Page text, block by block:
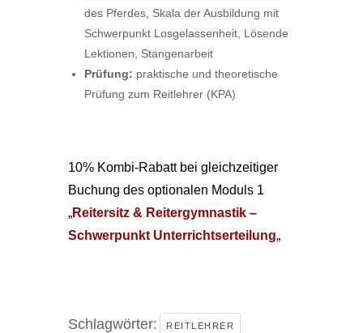
des Pferdes, Skala der Ausbildung mit
Schwerpunkt Losgelassenheit, Lösende
Lektionen, Stangenarbeit
Prüfung: praktische und theoretische
Prüfung zum Reitlehrer (KPA)
10% Kombi-Rabatt bei gleichzeitiger
Buchung des optionalen Moduls 1
„Reitersitz & Reitergymnastik –
Schwerpunkt Unterrichtserteilung„
Schlagwörter: REITLEHRER